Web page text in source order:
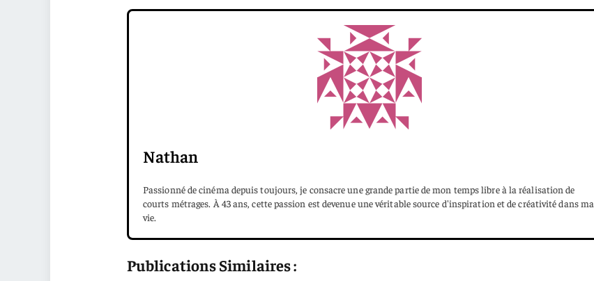
Nathan
Passionné de cinéma depuis toujours, je consacre une grande partie de mon temps libre à la réalisation de
courts métrages. À 43 ans, cette passion est devenue une véritable source d'inspiration et de créativité dans ma
vie.
Publications Similaires :